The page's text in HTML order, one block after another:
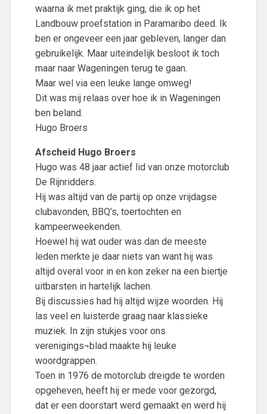
waarna ik met praktijk ging, die ik op het
Landbouw proefstation in Paramaribo deed. Ik
ben er ongeveer een jaar gebleven, langer dan
gebruikelijk. Maar uiteindelijk besloot ik toch
maar naar Wageningen terug te gaan.
Maar wel via een leuke lange omweg!
Dit was mij relaas over hoe ik in Wageningen
ben beland.
Hugo Broers
Afscheid Hugo Broers
Hugo was 48 jaar actief lid van onze motorclub
De Rijnridders.
Hij was altijd van de partij op onze vrijdagse
clubavonden, BBQ’s, toertochten en
kampeerweekenden.
Hoewel hij wat ouder was dan de meeste
leden merkte je daar niets van want hij was
altijd overal voor in en kon zeker na een biertje
uitbarsten in hartelijk lachen.
Bij discussies had hij altijd wijze woorden. Hij
las veel en luisterde graag naar klassieke
muziek. In zijn stukjes voor ons
verenigings¬blad maakte hij leuke
woordgrappen.
Toen in 1976 de motorclub dreigde te worden
opgeheven, heeft hij er mede voor gezorgd,
dat er een doorstart werd gemaakt en werd hij